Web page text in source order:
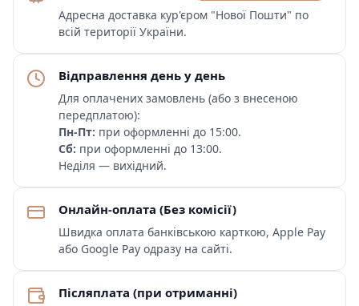
Адресна доставка кур'єром "Нової Пошти" по
всій території України.
Відправлення день у день
Для оплачених замовлень (або з внесеною
передплатою):
Пн-Пт: при оформленні до 15:00.
Сб: при оформленні до 13:00.
Неділя — вихідний.
Онлайн-оплата (Без комісії)
Швидка оплата банківською карткою, Apple Pay
або Google Pay одразу на сайті.
Післяплата (при отриманні)